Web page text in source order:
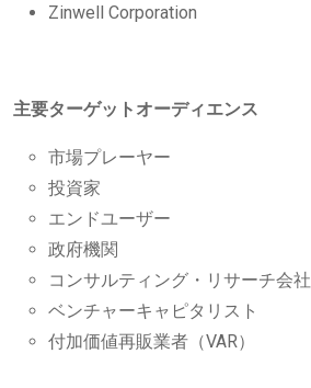
Zinwell Corporation
主要ターゲットオーディエンス
市場プレーヤー
投資家
エンドユーザー
政府機関
コンサルティング・リサーチ会社
ベンチャーキャピタリスト
付加価値再販業者（VAR）